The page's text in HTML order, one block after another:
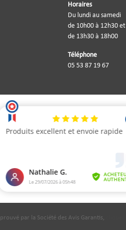
Horaires
Du lundi au samedi
de 10h00 à 12h30 et
de 13h30 à 18h00
Téléphone
05 53 87 19 67
par la Société des Avis Garantis,